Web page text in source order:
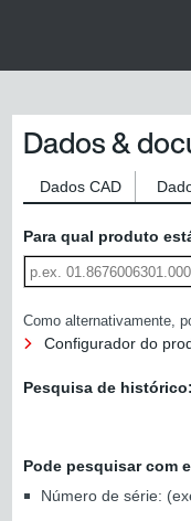
Dados &
Dados CAD
Para qual produto
Como alternativamente,
Configurador do
Pesquisa de histórico:
Pode pesquisar com
Número de série: